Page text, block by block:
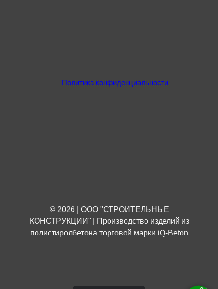
© 2026 | ООО "СТРОИТЕЛЬНЫЕ
КОНСТРУКЦИИ" | Производство изделий из
полистиролбетона торговой марки iQ-Beton
Политика конфиденциальности